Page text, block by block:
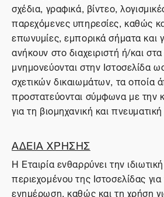
σχέδια, γραφικά, βίντεο,
παρεχόμενες υπηρεσίες, καθώς
επωνυμίες, εμπορικά σήματα και
ανήκουν στο διαχειριστή ή/και
μνημονεύονται στην Ιστοσελίδα
σχετικών δικαιωμάτων, τα οποία
προστατεύονται σύμφωνα με την
για τη βιομηχανική και
ΑΔΕΙΑ ΧΡΗΣΗΣ
Η Εταιρία ενθαρρύνει την
περιεχομένου της Ιστοσελίδας
ενημέρωση, καθώς και τη χρήση